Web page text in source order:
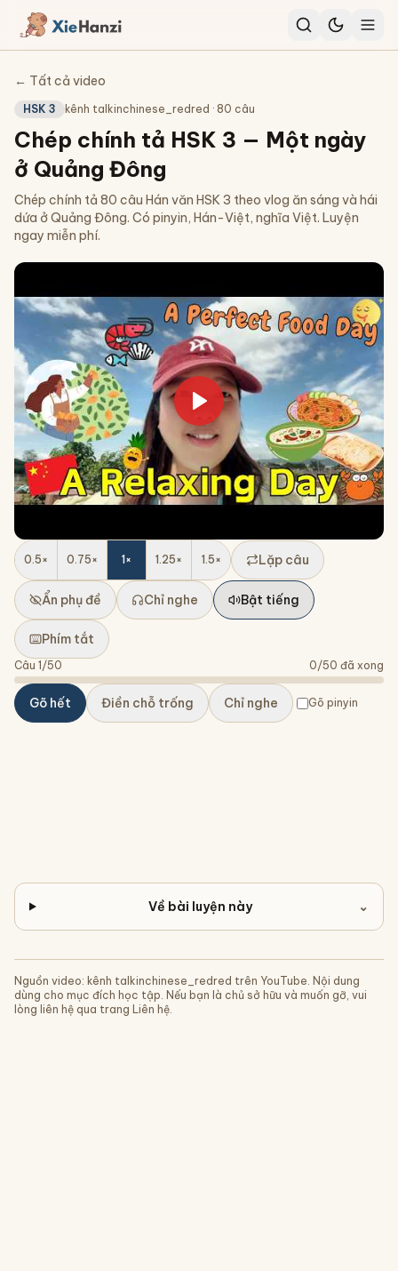
← Tất cả video
HSK 3 kênh talkinchinese_redred · 80 câu
Chép chính tả HSK 3 — Một ngày
ở Quảng Đông
Chép chính tả 80 câu Hán văn HSK 3 theo vlog ăn sáng và hái
dứa ở Quảng Đông. Có pinyin, Hán-Việt, nghĩa Việt. Luyện
ngay miễn phí.
0.5× 0.75× 1 × 1.25× 1.5× Lặp câu
Ẩn phụ đề Chỉ nghe Bật tiếng
Phím tắt
Câu 1 /50 0/50 đã xong
Gõ hết Điền chỗ trống Chỉ nghe Gõ pinyin
Về bài luyện này ⌄
Nguồn video: kênh talkinchinese_redred trên YouTube. Nội dung
dùng cho mục đích học tập. Nếu bạn là chủ sở hữu và muốn gỡ, vui
lòng liên hệ qua trang Liên hệ.